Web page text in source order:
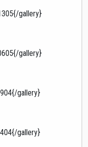
gallery}
gallery}
gallery}
gallery}